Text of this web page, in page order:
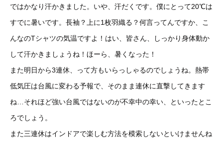
ではかなり汗かきました。いや、汗だくです。僕にとって20℃は
すでに暑いです。長袖？上に1枚羽織る？何言ってんですか、こ
んなのTシャツの気温ですよ！はい、皆さん、しっかり身体動か
して汗かきましょうね！ほーら、暑くなった！
また明日から3連休、って方もいらっしゃるのでしょうね。熱帯
低気圧は台風に変わる予報で、そのまま連休に直撃してきます
ね…それほど強い台風ではないのが不幸中の幸い、といったとこ
ろでしょう。
また三連休はインドアで楽しむ方法を模索しないといけませんね